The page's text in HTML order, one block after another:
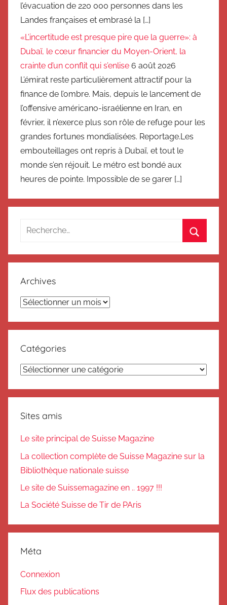
l’évacuation de 220 000 personnes dans les
Landes françaises et embrasé la […]
«L’incertitude est presque pire que la guerre»: à
Dubaï, le cœur financier du Moyen-Orient, la
crainte d’un conflit qui s’enlise 6 août 2026
L’émirat reste particulièrement attractif pour la
finance de l’ombre. Mais, depuis le lancement de
l’offensive américano-israélienne en Iran, en
février, il n’exerce plus son rôle de refuge pour les
grandes fortunes mondialisées. Reportage.Les
embouteillages ont repris à Dubaï, et tout le
monde s’en réjouit. Le métro est bondé aux
heures de pointe. Impossible de se garer […]
Recherche
:
Archives
Archives
Catégories
Catégories
Sites amis
Le site principal de Suisse Magazine
La collection complète de Suisse Magazine sur la
Bibliothèque nationale suisse
Le site de Suissemagazine en .. 1997 !!!
La Société Suisse de Tir de PAris
Méta
Connexion
Flux des publications